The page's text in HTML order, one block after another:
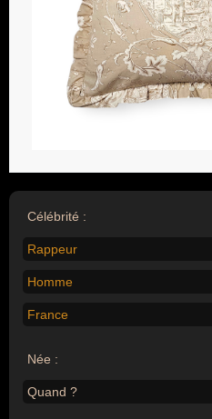
Célébrité :
Rappeur
Homme
France
Née :
Quand ?